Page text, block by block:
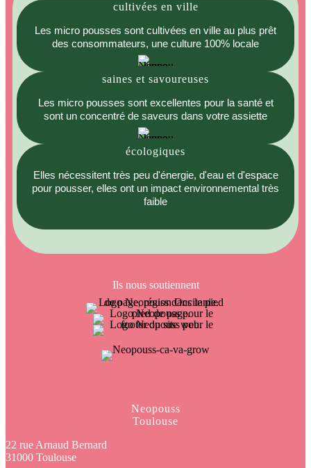
cultivées en ville
Les micro pousses sont cultivées en ville au plus prêt
des consommateurs, une culture 100% locale
saines et savoureuses
Les micro pousses sont excellentes pour la santé et
sont un concentré de saveurs dans votre assiette
écologiques
Elles nécessitent très peu d'énergie, d'eau et d'espace
pour pousser, elles ont un impact environnemental très
faible
Ils nous soutiennent
Neopouss
Toulouse
22 rue Arnaud Bernard
31000 Toulouse